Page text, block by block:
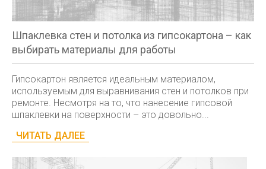
Шпаклевка стен и потолка из гипсокартона – как
выбирать материалы для работы
Гипсокартон является идеальным материалом,
используемым для выравнивания стен и потолков при
ремонте. Несмотря на то, что нанесение гипсовой
шпаклевки на поверхности – это довольно...
ЧИТАТЬ ДАЛЕЕ